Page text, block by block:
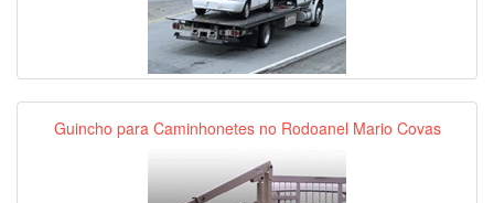
Guincho para Caminhonetes no Rodoanel Mario Covas